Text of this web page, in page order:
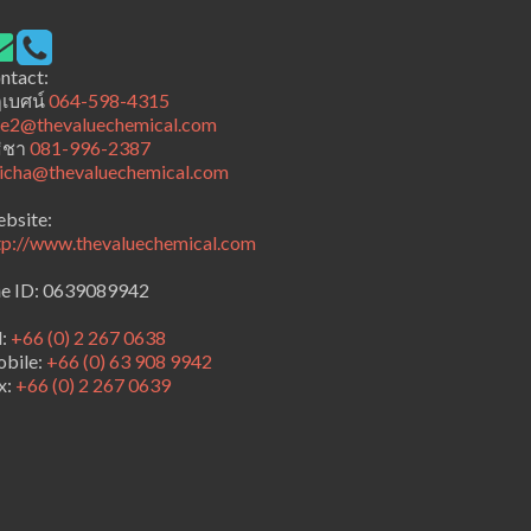
บศน์064-598-4315
า 081-996-2387
www.thevaluechemical.com
ID: 0639089942
+66 (0) 2 267 0638
+66 (0) 63 908 9942
+66 (0) 2 267 0639